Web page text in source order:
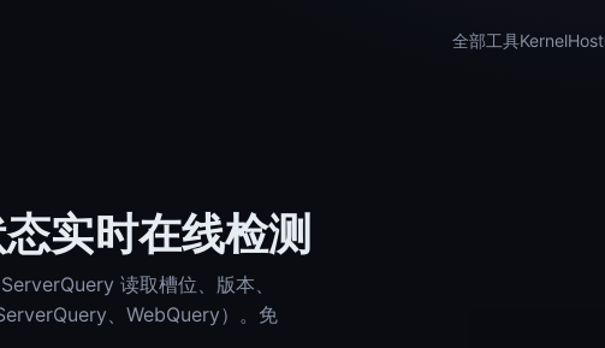
全部工具KernelHost
实时在线检测
读取槽位、版本、
、WebQuery）。免